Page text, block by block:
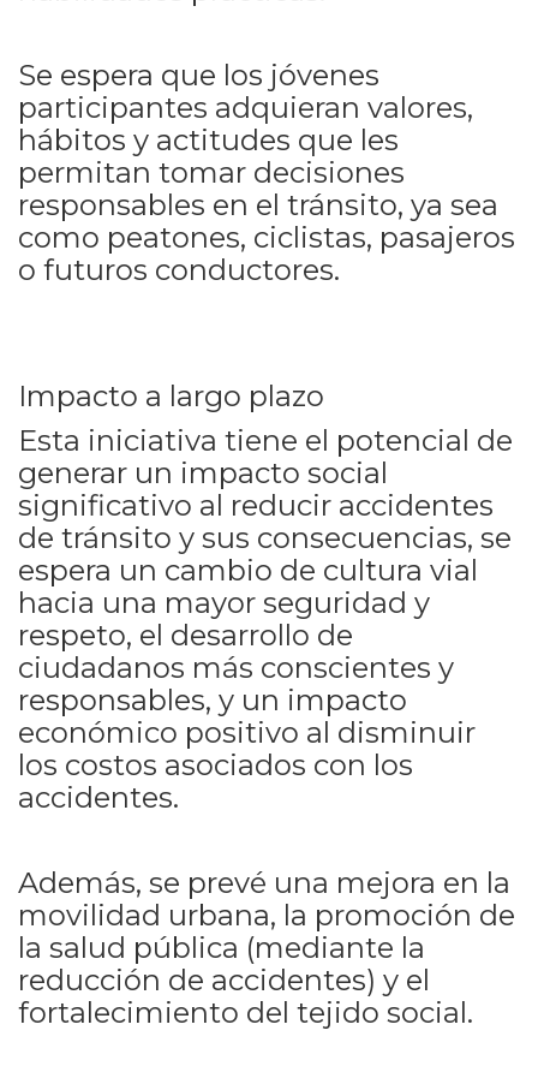
Se espera que los jóvenes
participantes adquieran valores,
hábitos y actitudes que les
permitan tomar decisiones
responsables en el tránsito, ya sea
como peatones, ciclistas, pasajeros
o futuros conductores.
Impacto a largo plazo
Esta iniciativa tiene el potencial de
generar un impacto social
significativo al reducir accidentes
de tránsito y sus consecuencias, se
espera un cambio de cultura vial
hacia una mayor seguridad y
respeto, el desarrollo de
ciudadanos más conscientes y
responsables, y un impacto
económico positivo al disminuir
los costos asociados con los
accidentes.
Además, se prevé una mejora en la
movilidad urbana, la promoción de
la salud pública (mediante la
reducción de accidentes) y el
fortalecimiento del tejido social.